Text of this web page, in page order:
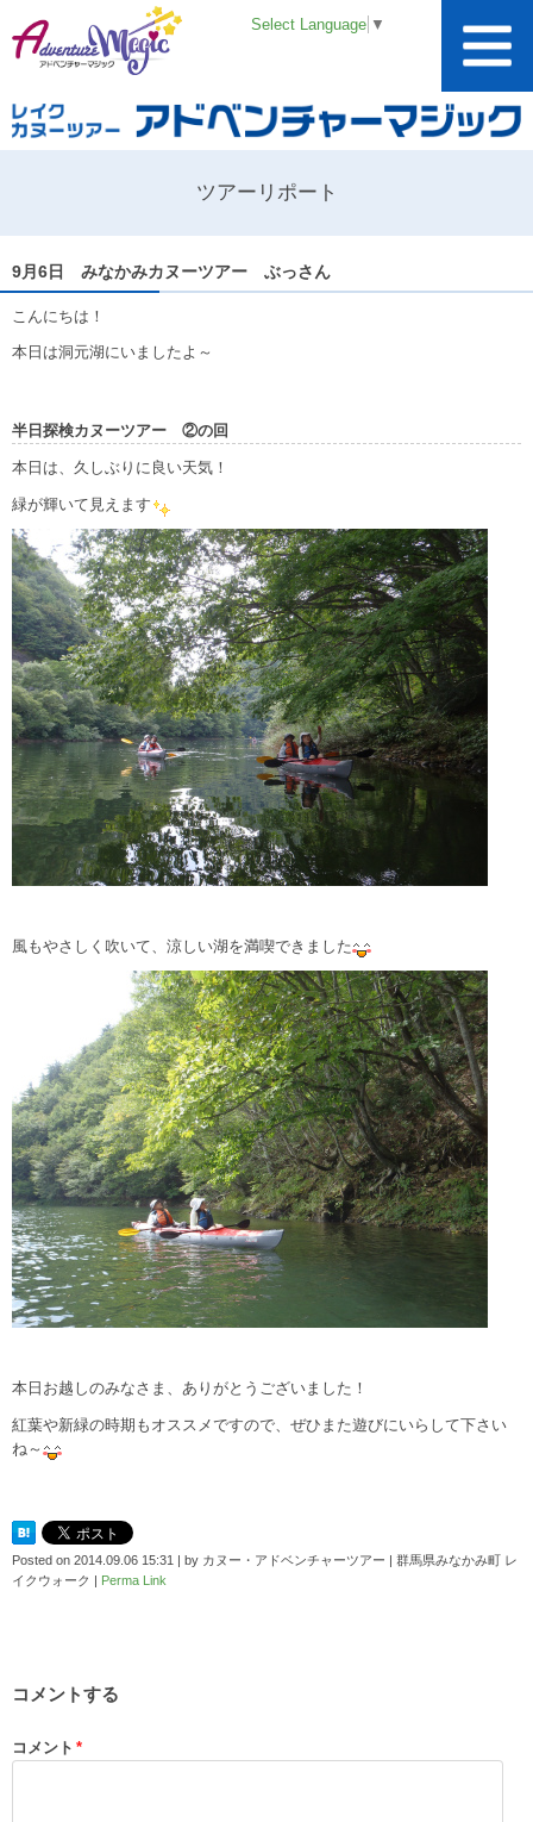
Select Language ▼
ツアーリポート
9月6日 みなかみカヌーツアー ぶっさん
こんにちは！
本日は洞元湖にいましたよ～
半日探検カヌーツアー ②の回
本日は、久しぶりに良い天気！
緑が輝いて見えます
風もやさしく吹いて、涼しい湖を満喫できました
本日お越しのみなさま、ありがとうございました！
紅葉や新緑の時期もオススメですので、ぜひまた遊びにいらして下さい
ね～
Posted on 2014.09.06 15:31 | by カヌー・アドベンチャーツアー | 群馬県みなかみ町 レ
イクウォーク | Perma Link
コメントする
コメント *